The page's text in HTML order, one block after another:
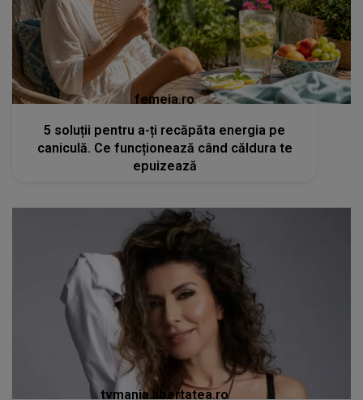
femeia.ro
5 soluții pentru a-ți recăpăta energia pe
caniculă. Ce funcționează când căldura te
epuizează
tvmania.libertatea.ro